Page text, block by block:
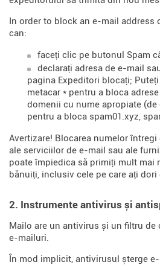
In order to block an e-mail address
can:
faceți clic pe butonul Spam
declarați adresa de e-mail
pagina Expeditori blocați;
metacar * pentru a bloca
domenii cu nume apropiate
pentru a bloca spam01.xyz,
Avertizare! Blocarea numelor
ale serviciilor de e-mail sau ale
poate împiedica să primiți mult mai
bănuiți, inclusiv cele pe care ați
2. Instrumente antivirus și
Mailo are un antivirus și un filtru de
e-mailuri.
În mod implicit, antivirusul șterge